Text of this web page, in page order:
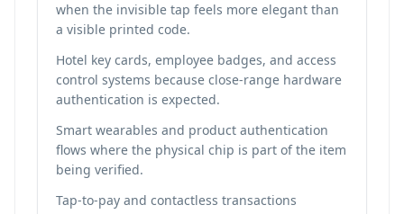
when the invisible tap feels more elegant than
a visible printed code.
Hotel key cards, employee badges, and access
control systems because close-range hardware
authentication is expected.
Smart wearables and product authentication
flows where the physical chip is part of the item
being verified.
Tap-to-pay and contactless transactions